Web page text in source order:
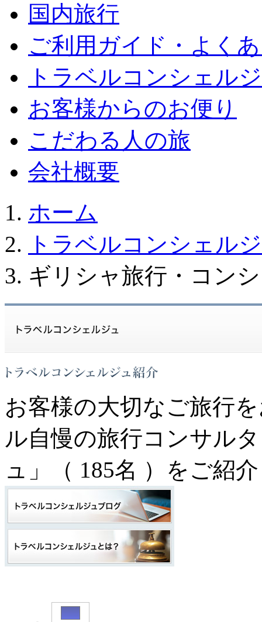
国内旅行
ご利用ガイド・よく
トラベルコンシェル
お客様からのお便り
こだわる人の旅
会社概要
ホーム
トラベルコンシェル
ギリシャ旅行・コン
お客様の大切なご旅行
ル自慢の旅行コンサル
ュ」（ 185名 ）をご紹